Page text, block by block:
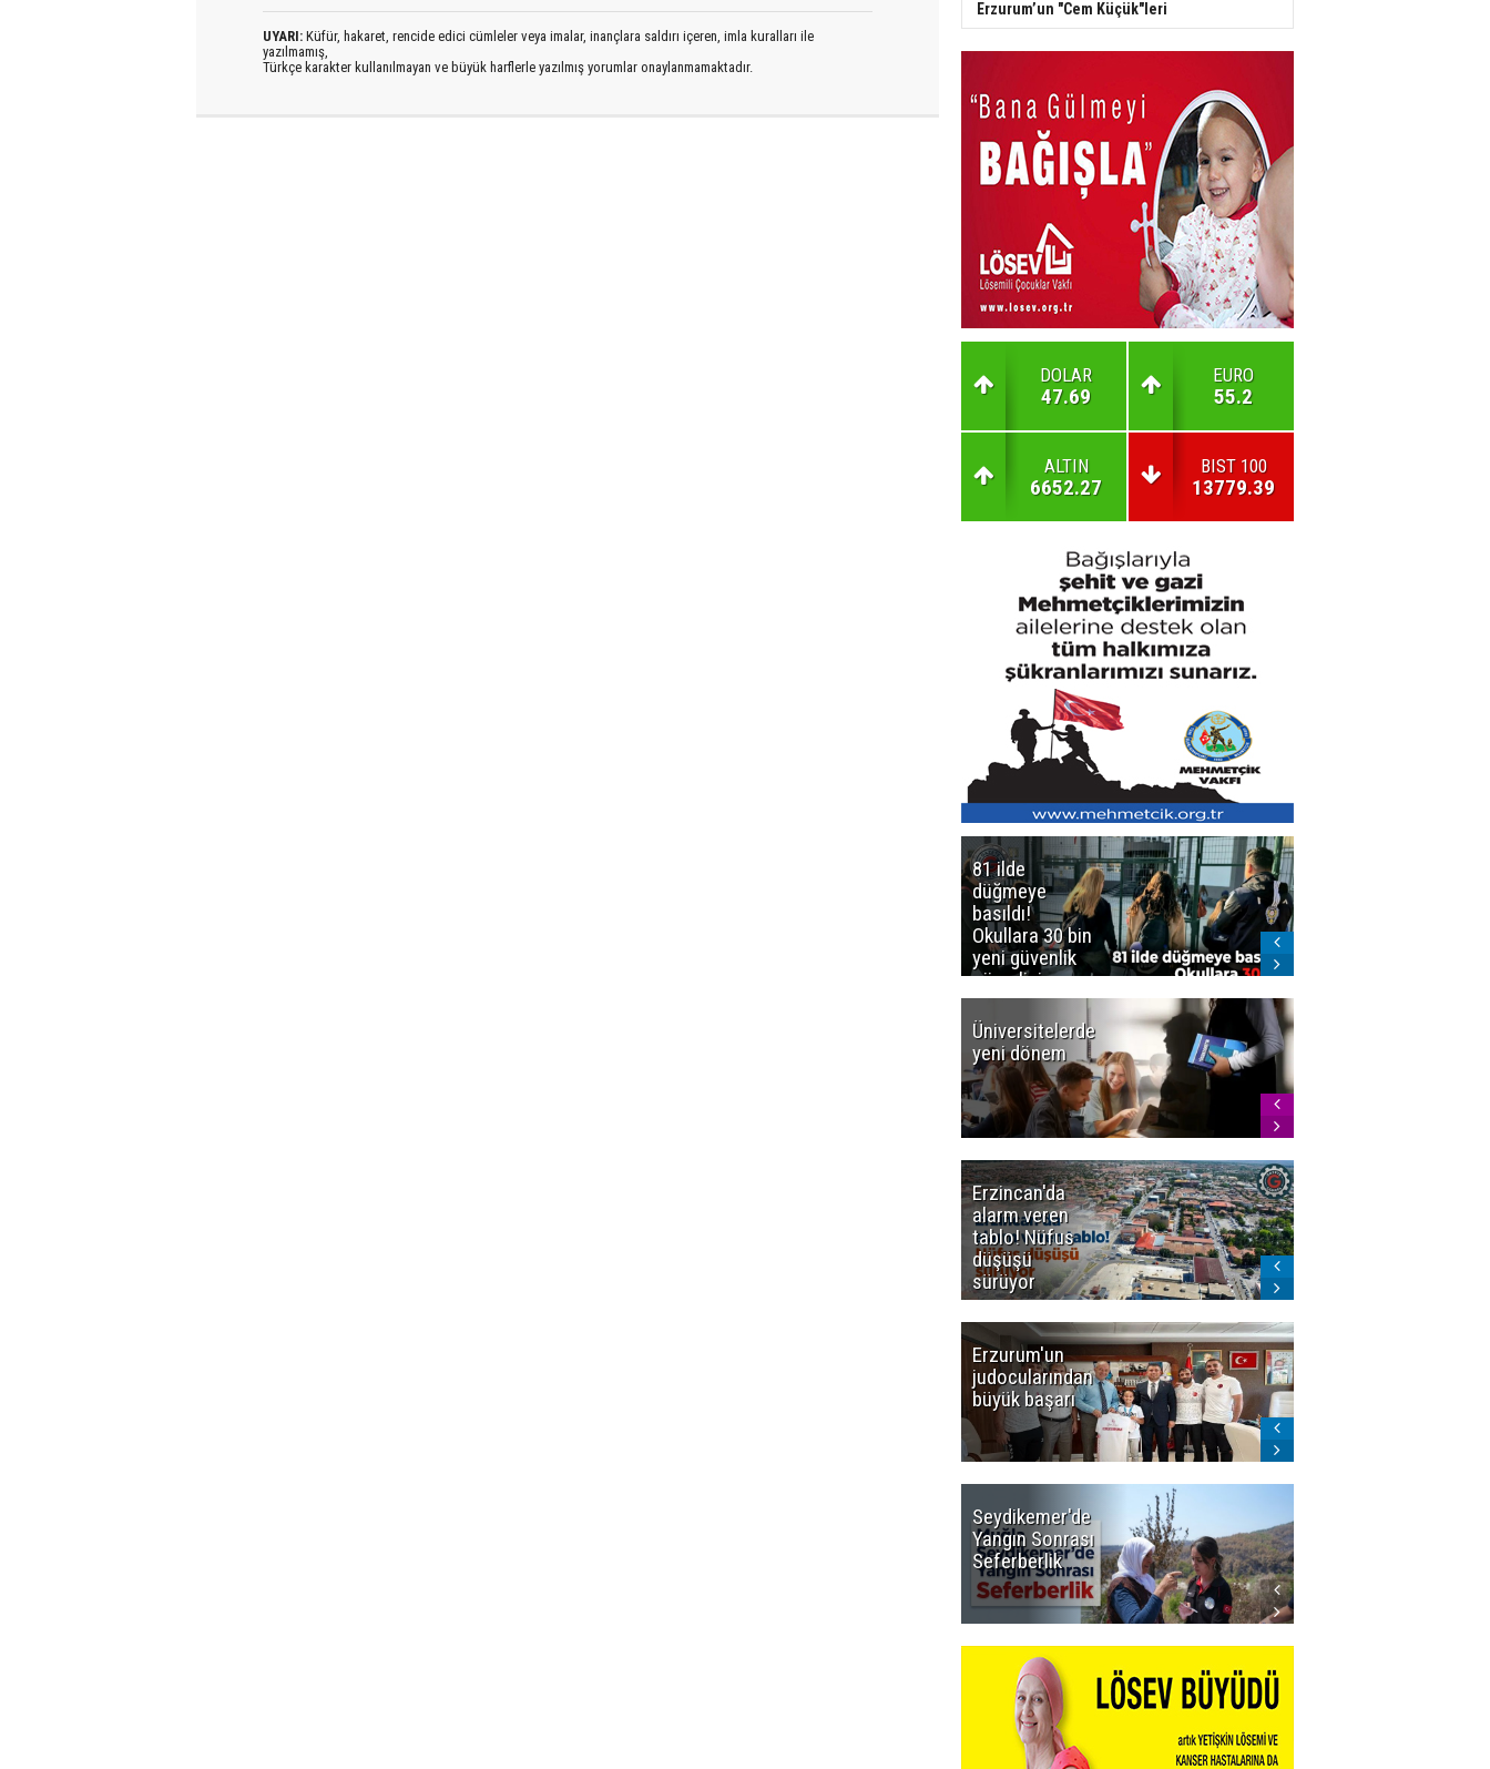
UYARI: Küfür, hakaret, rencide edici cümleler veya imalar, inançlara saldırı içeren, imla kuralları ile
yazılmamış,
Türkçe karakter kullanılmayan ve büyük harflerle yazılmış yorumlar onaylanmamaktadır.
Erzurum’un "Cem Küçük"leri
DOLAR
47.69
EURO
55.2
ALTIN
6652.27
BIST 100
13779.39
81 ilde
düğmeye
basıldı!
Okullara 30 bin
yeni güvenlik
görevlisi
Üniversitelerde
yeni dönem
Erzincan'da
alarm veren
tablo! Nüfus
düşüşü
sürüyor
Erzurum'un
judocularından
büyük başarı
Seydikemer'de
Yangın Sonrası
Seferberlik